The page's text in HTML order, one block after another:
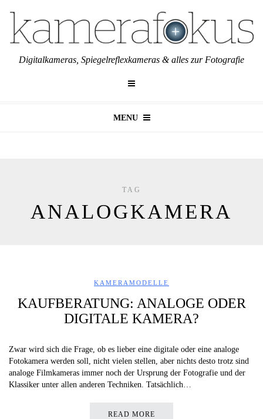
Digitalkameras, Spiegelreflexkameras & alles zur Fotografie
MENU
TAG
ANALOGKAMERA
KAMERAMODELLE
KAUFBERATUNG: ANALOGE ODER
DIGITALE KAMERA?
Zwar wird sich die Frage, ob es lieber eine digitale oder eine analoge
Fotokamera werden soll, nicht vielen stellen, aber nichts desto trotz sind
analoge Filmkameras immer noch der Ursprung der Fotografie und der
Klassiker unter allen anderen Techniken. Tatsächlich…
READ MORE